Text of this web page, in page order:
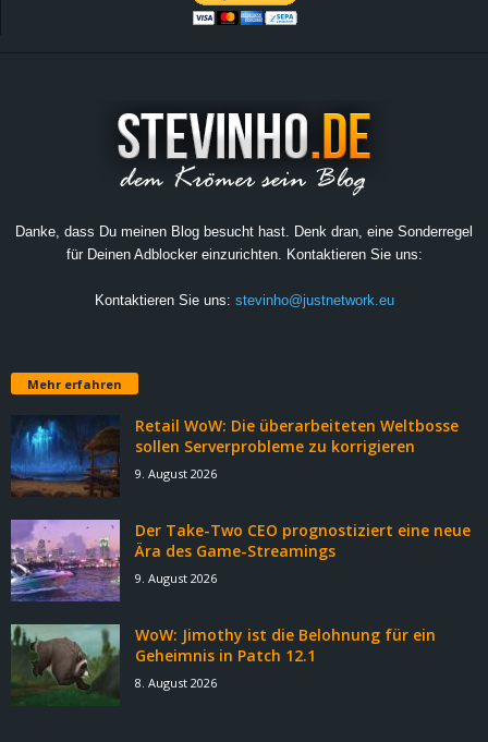
Danke, dass Du meinen Blog besucht hast. Denk dran, eine Sonderregel
für Deinen Adblocker einzurichten. Kontaktieren Sie uns:
Kontaktieren Sie uns: stevinho@justnetwork.eu
Mehr erfahren
Retail WoW: Die überarbeiteten Weltbosse
sollen Serverprobleme zu korrigieren
9. August 2026
Der Take-Two CEO prognostiziert eine neue
Ära des Game-Streamings
9. August 2026
WoW: Jimothy ist die Belohnung für ein
Geheimnis in Patch 12.1
8. August 2026